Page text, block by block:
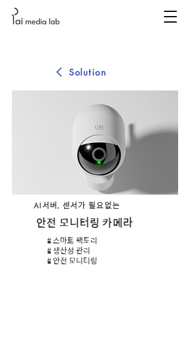
Solution
AI서버, 센서가 필요없는
안전 모니터링 카메라
# 스마트 팩토리
# 생산성 관리
# 안전 모니터링